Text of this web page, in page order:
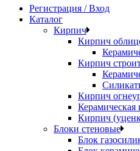
Регистрация / Вход
Каталог
Кирпич
Кирпич
Кирпич
Кирпич
Керамическая
Кирпич
Блоки стеновые
Блок